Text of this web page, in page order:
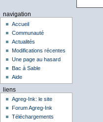
navigation
Accueil
Communauté
Actualités
Modifications récentes
Une page au hasard
Bac à Sable
Aide
liens
Agreg-Ink: le site
Forum Agreg-Ink
Téléchargements